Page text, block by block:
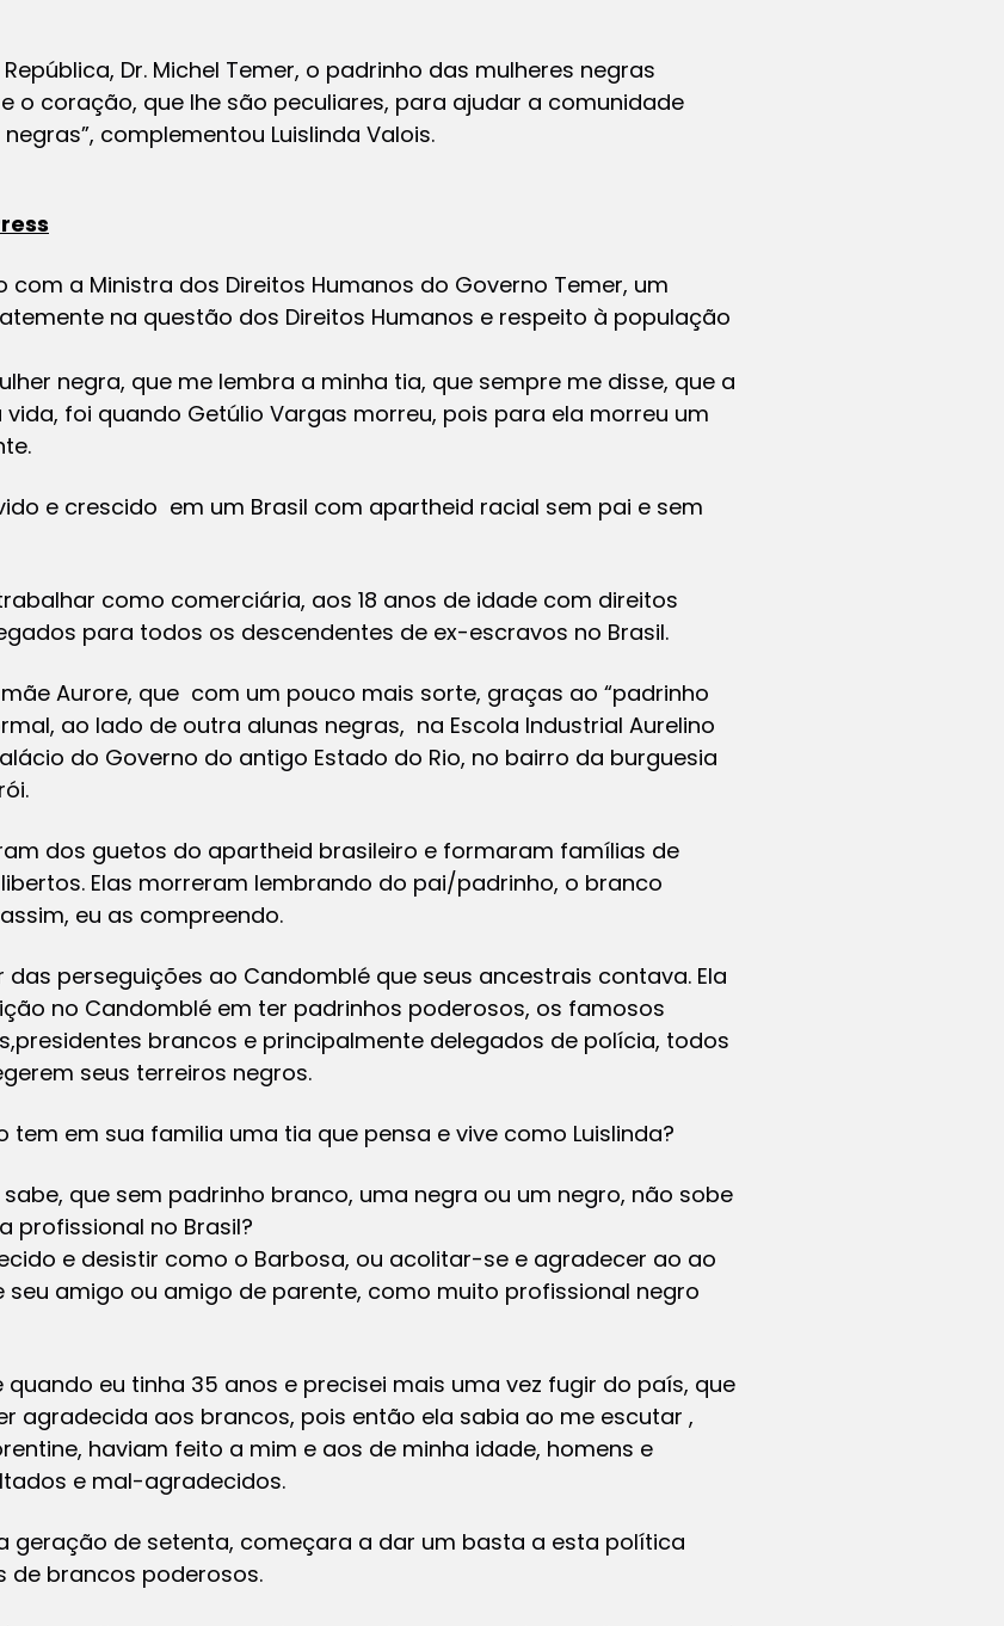
Dr. Michel Temer, o padrinho das mulheres negras
o coração, que lhe são peculiares, para ajudar a comunidade
complementou Luislinda Valois.
a Ministra dos Direitos Humanos do Governo Temer, um
na questão dos Direitos Humanos e respeito à população
negra, que me lembra a minha tia, que sempre me disse, que a
foi quando Getúlio Vargas morreu, pois para ela morreu um
e crescido em um Brasil com apartheid racial sem pai e sem
como comerciária, aos 18 anos de idade com direitos
para todos os descendentes de ex-escravos no Brasil.
Aurore, que com um pouco mais sorte, graças ao “padrinho
ao lado de outra alunas negras, na Escola Industrial Aurelino
do Governo do antigo Estado do Rio, no bairro da burguesia
dos guetos do apartheid brasileiro e formaram famílias de
Elas morreram lembrando do pai/padrinho, o branco
eu as compreendo.
das perseguições ao Candomblé que seus ancestrais contava. Ela
no Candomblé em ter padrinhos poderosos, os famosos
brancos e principalmente delegados de polícia, todos
seus terreiros negros.
tem em sua familia uma tia que pensa e vive como Luislinda?
que sem padrinho branco, uma negra ou um negro, não sobe
profissional no Brasil?
e desistir como o Barbosa, ou acolitar-se e agradecer ao ao
amigo ou amigo de parente, como muito profissional negro
quando eu tinha 35 anos e precisei mais uma vez fugir do país, que
agradecida aos brancos, pois então ela sabia ao me escutar ,
haviam feito a mim e aos de minha idade, homens e
e mal-agradecidos.
geração de setenta, começara a dar um basta a esta política
de brancos poderosos.